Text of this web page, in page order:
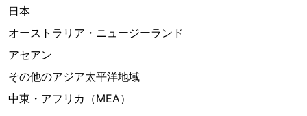
日本
オーストラリア・ニュージーランド
アセアン
その他のアジア太平洋地域
中東・アフリカ（MEA）